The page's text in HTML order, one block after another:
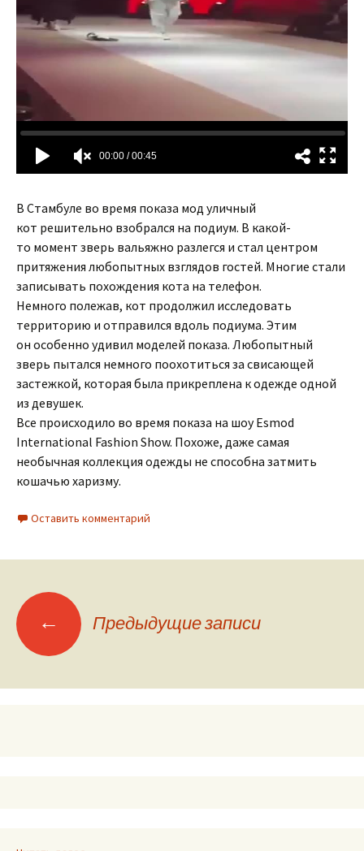
В Стамбуле во время показа мод уличный
кот решительно взобрался на подиум. В какой-
то момент зверь вальяжно разлегся и стал центром
притяжения любопытных взглядов гостей. Многие стали
записывать похождения кота на телефон.
Немного полежав, кот продолжил исследовать
территорию и отправился вдоль подиума. Этим
он особенно удивил моделей показа. Любопытный
зверь пытался немного поохотиться за свисающей
застежкой, которая была прикреплена к одежде одной
из девушек.
Все происходило во время показа на шоу Esmod
International Fashion Show. Похоже, даже самая
необычная коллекция одежды не способна затмить
кошачью харизму.
Оставить комментарий
Навигация
по
← Предыдущие записи